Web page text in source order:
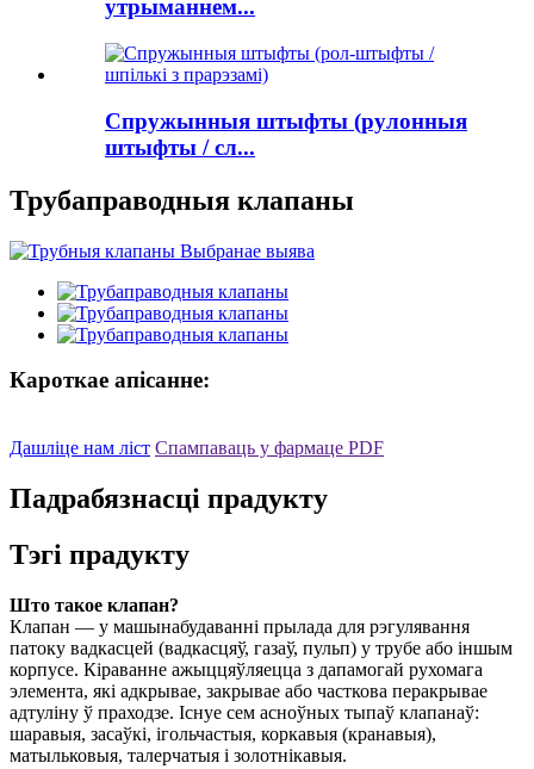
утрыманнем...
Спружынныя штыфты (рулонныя
штыфты / сл...
Трубаправодныя клапаны
Кароткае апісанне:
Дашліце нам ліст Спампаваць у фармаце PDF
Падрабязнасці прадукту
Тэгі прадукту
Што такое клапан?
Клапан — у машынабудаванні прылада для рэгулявання
патоку вадкасцей (вадкасцяў, газаў, пульп) у трубе або іншым
корпусе. Кіраванне ажыццяўляецца з дапамогай рухомага
элемента, які адкрывае, закрывае або часткова перакрывае
адтуліну ў праходзе. Існуе сем асноўных тыпаў клапанаў:
шаравыя, засаўкі, ігольчастыя, коркавыя (кранавыя),
матыльковыя, талерчатыя і золотнікавыя.